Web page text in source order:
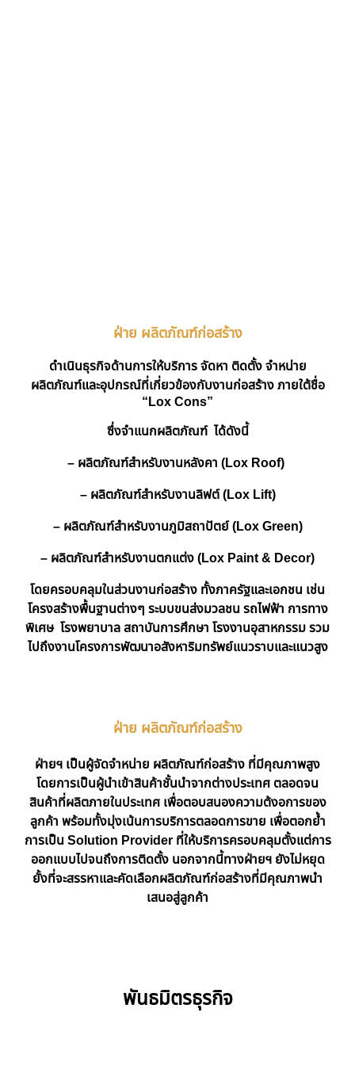
ฝ่าย ผลิตภัณฑ์ก่อสร้าง
ดำเนินธุรกิจด้านการให้บริการ จัดหา ติดตั้ง จำหน่าย
ผลิตภัณฑ์และอุปกรณ์ที่เกี่ยวข้องกับงานก่อสร้าง ภายใต้ชื่อ
“Lox Cons”
ซึ่งจำแนกผลิตภัณฑ์ ได้ดังนี้
– ผลิตภัณฑ์สำหรับงานหลังคา (Lox Roof)
– ผลิตภัณฑ์สำหรับงานลิฟต์(Lox Lift)
– ผลิตภัณฑ์สำหรับงานภูมิสถาปัตย์(Lox Green)
– ผลิตภัณฑ์สำหรับงานตกแต่ง (Lox Paint & Decor)
โดยครอบคลุมในส่วนงานก่อสร้าง ทั้งภาครัฐและเอกชน เช่น
โครงสร้างพื้นฐานต่างๆ ระบบขนส่งมวลชน รถไฟฟ้า การทาง
พิเศษ โรงพยาบาล สถาบันการศึกษา โรงงานอุสาหกรรม รวม
ไปถึงงานโครงการพัฒนาอสังหาริมทรัพย์แนวราบและแนวสูง
ฝ่าย ผลิตภัณฑ์ก่อสร้าง
ฝ่ายฯ เป็นผู้จัดจำหน่าย ผลิตภัณฑ์ก่อสร้าง ที่มีคุณภาพสูง
โดยการเป็นผู้นำเข้าสินค้าชั้นนำจากต่างประเทศ ตลอดจน
สินค้าที่ผลิตภายในประเทศ เพื่อตอบสนองความต้งอการของ
ลูกค้า พร้อมทั้งมุ่งเน้นการบริการตลอดการขาย เพื่อตอกย้ำ
การเป็น Solution Provider ที่ให้บริการครอบคลุมตั้งแต่การ
ออกแบบไปจนถึงการติดตั้ง นอกจากนี้ทางฝ่ายฯ ยังไม่หยุด
ยั้งที่จะสรรหาและคัดเลือกผลิตภัณฑ์ก่อสร้างที่มีคุณภาพนำ
เสนอสู่ลูกค้า
พันธมิตรธุรกิจ